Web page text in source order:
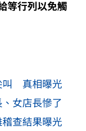
等行列以免觸
叫 真相曝光
女店長慘了
查結果曝光